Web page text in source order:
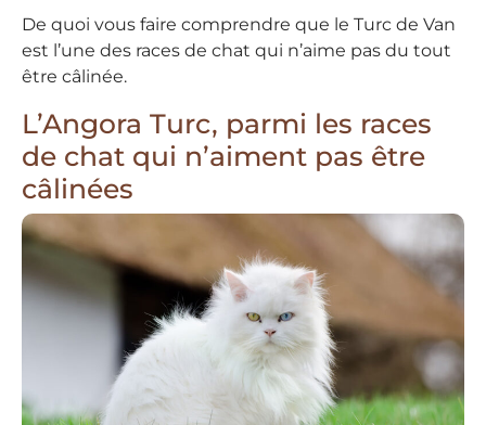
De quoi vous faire comprendre que le Turc de Van
est l’une des races de chat qui n’aime pas du tout
être câlinée.
L’Angora Turc, parmi les races
de chat qui n’aiment pas être
câlinées